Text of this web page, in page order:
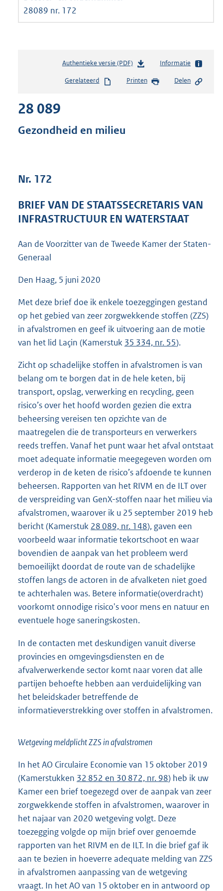
28089 nr. 172
Authentieke versie (PDF)b
s
e
:
1
Informatie
Gerelateerd Printen Delen
28 089
Gezondheid en milieu
Nr. 172
BRIEF VAN DE STAATSSECRETARIS VAN
INFRASTRUCTUUR EN WATERSTAAT
Aan de Voorzitter van de Tweede Kamer der Staten-
Generaal
Den Haag, 5 juni 2020
Met deze brief doe ik enkele toezeggingen gestand
op het gebied van zeer zorgwekkende stoffen (ZZS)
in afvalstromen en geef ik uitvoering aan de motie
van het lid Laçin (Kamerstuk 35 334, nr. 55).
Zicht op schadelijke stoffen in afvalstromen is van
belang om te borgen dat in de hele keten, bij
transport, opslag, verwerking en recycling, geen
risico’s over het hoofd worden gezien die extra
beheersing vereisen ten opzichte van de
maatregelen die de transporteurs en verwerkers
reeds treffen. Vanaf het punt waar het afval ontstaat
moet adequate informatie meegegeven worden om
verderop in de keten de risico’s afdoende te kunnen
beheersen. Rapporten van het RIVM en de ILT over
de verspreiding van GenX-stoffen naar het milieu via
afvalstromen, waarover ik u 25 september 2019 heb
bericht (Kamerstuk 28 089, nr. 148), gaven een
voorbeeld waar informatie tekortschoot en waar
bovendien de aanpak van het probleem werd
bemoeilijkt doordat de route van de schadelijke
stoffen langs de actoren in de afvalketen niet goed
te achterhalen was. Betere informatie(overdracht)
voorkomt onnodige risico's voor mens en natuur en
eventuele hoge saneringskosten.
In de contacten met deskundigen vanuit diverse
provincies en omgevingsdiensten en de
afvalverwerkende sector komt naar voren dat alle
partijen behoefte hebben aan verduidelijking van
het beleidskader betreffende de
informatieverstrekking over stoffen in afvalstromen.
Wetgeving meldplicht ZZS in afvalstromen
In het AO Circulaire Economie van 15 oktober 2019
(Kamerstukken 32 852 en 30 872, nr. 98) heb ik uw
Kamer een brief toegezegd over de aanpak van zeer
zorgwekkende stoffen in afvalstromen, waarover in
het najaar van 2020 wetgeving volgt. Deze
toezegging volgde op mijn brief over genoemde
rapporten van het RIVM en de ILT. In die brief gaf ik
aan te bezien in hoeverre adequate melding van ZZS
in afvalstromen aanpassing van de wetgeving
vraagt. In het AO van 15 oktober en in antwoord op